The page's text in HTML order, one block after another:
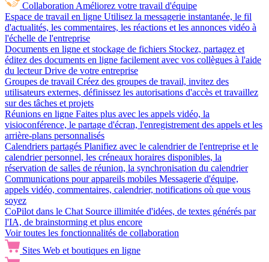
Collaboration Améliorez votre travail d'équipe
Espace de travail en ligne Utilisez la messagerie instantanée, le fil
d'actualités, les commentaires, les réactions et les annonces vidéo à
l'échelle de l'entreprise
Documents en ligne et stockage de fichiers Stockez, partagez et
éditez des documents en ligne facilement avec vos collègues à l'aide
du lecteur Drive de votre entreprise
Groupes de travail Créez des groupes de travail, invitez des
utilisateurs externes, définissez les autorisations d'accès et travaillez
sur des tâches et projets
Réunions en ligne Faites plus avec les appels vidéo, la
visioconférence, le partage d'écran, l'enregistrement des appels et les
arrière-plans personnalisés
Calendriers partagés Planifiez avec le calendrier de l'entreprise et le
calendrier personnel, les créneaux horaires disponibles, la
réservation de salles de réunion, la synchronisation du calendrier
Communications pour appareils mobiles Messagerie d'équipe,
appels vidéo, commentaires, calendrier, notifications où que vous
soyez
CoPilot dans le Chat Source illimitée d'idées, de textes générés par
l'IA, de brainstorming et plus encore
Voir toutes les fonctionnalités de collaboration
Sites Web et boutiques en ligne